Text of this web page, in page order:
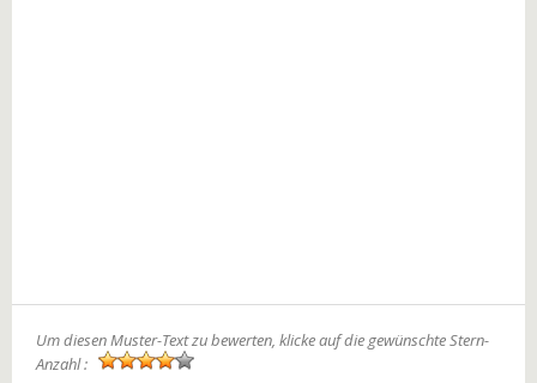
Um diesen Muster-Text zu bewerten, klicke auf die gewünschte Stern-
Anzahl :